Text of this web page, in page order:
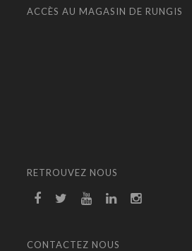
ACCÈS AU MAGASIN DE RUNGIS
RETROUVEZ NOUS
CONTACTEZ NOUS